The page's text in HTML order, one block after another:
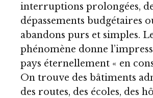
interruptions prolongées,
dépassements budgétaires
abandons purs et simples.
phénomène donne
pays éternellement « en
On trouve des bâtiments
des routes, des écoles, des